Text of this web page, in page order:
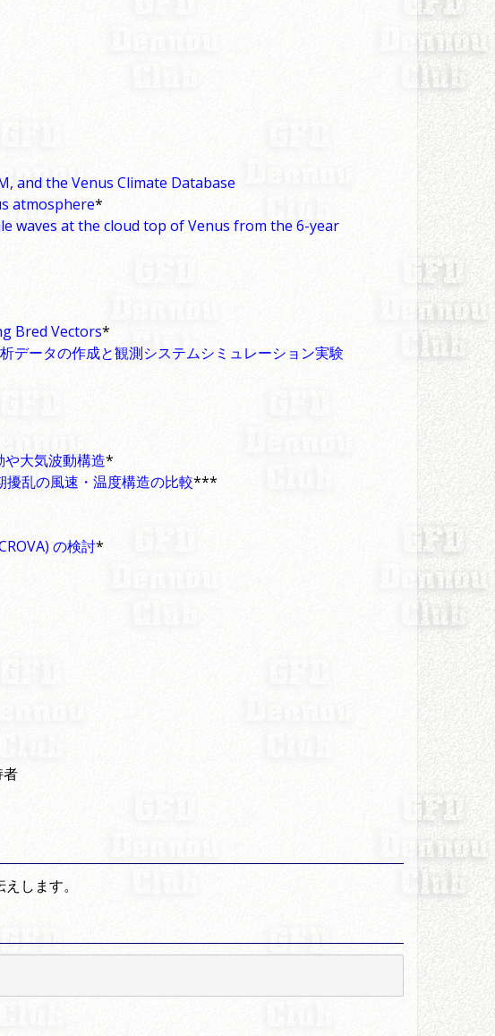
and the Venus Climate Database
atmosphere*
waves at the cloud top of Venus from the 6-year
Bred Vectors*
データの作成と観測システムシミュレーション実験
大気波動構造*
乱の風速・温度構造の比較***
の検討*
者
します。